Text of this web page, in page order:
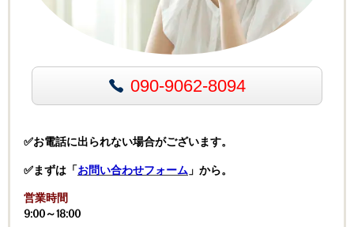
090-9062-8094
✅お電話に出られない場合がございます。
✅まずは「お問い合わせフォーム 」から。
営業時間
9:00～18:00